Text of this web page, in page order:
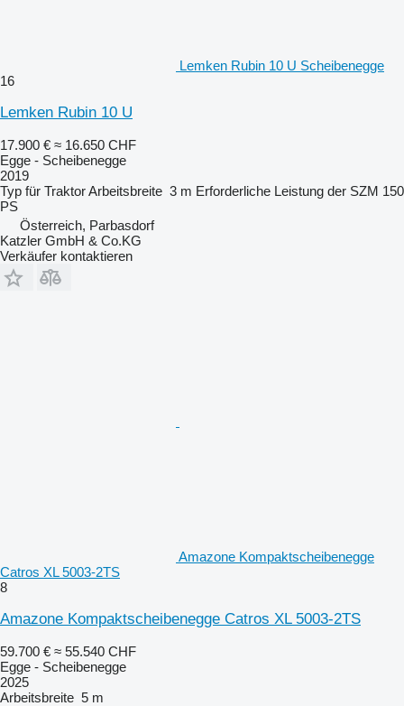
Lemken Rubin 10 U Scheibenegge
16
Lemken Rubin 10 U
17.900 € ≈ 16.650 CHF
Egge - Scheibenegge
2019
Typ für TraktorArbeitsbreite 3 m Erforderliche Leistung der SZM 150
PS
Österreich, Parbasdorf
Katzler GmbH & Co.KG
Verkäufer kontaktieren
Amazone Kompaktscheibenegge
Catros XL 5003-2TS
8
Amazone Kompaktscheibenegge Catros XL 5003-2TS
59.700 € ≈ 55.540 CHF
Egge - Scheibenegge
2025
Arbeitsbreite 5 m